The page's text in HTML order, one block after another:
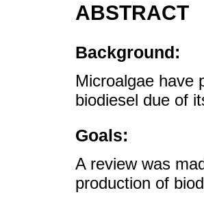
ABSTRACT
Background:
Microalgae have
biodiesel due of
Goals:
A review was
production of